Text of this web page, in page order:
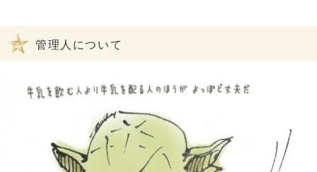
管理人について